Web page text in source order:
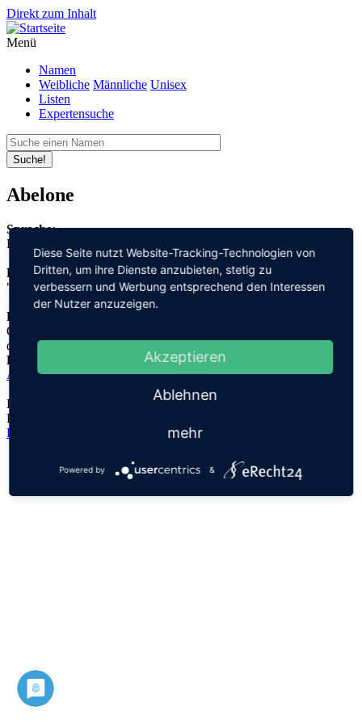
Direkt zum Inhalt
Menü
Namen
Weibliche Männliche Unisex
Listen
Expertensuche
Suche!
Abelone
Sprache:
Dänisch
Bedeutung:
"zerstören"
Herleitung:
Griechisch,
απόλλυμι "apollumi"
Herkunftsname:
Apollon
Der Namensursprung ist unklar, es handelt sich lediglich um eine
Hypothese!
Datenschutz
Diese Seite nutzt Website-Tracking-Technologien von
Dritten, um ihre Dienste anzubieten, stetig zu
verbessern und Werbung entsprechend den Interessen
der Nutzer anzuzeigen.
Akzeptieren
Ablehnen
mehr
Powered by &